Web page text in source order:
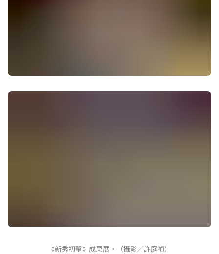
《新秀初擊》成果展。（攝影／許庭禎）